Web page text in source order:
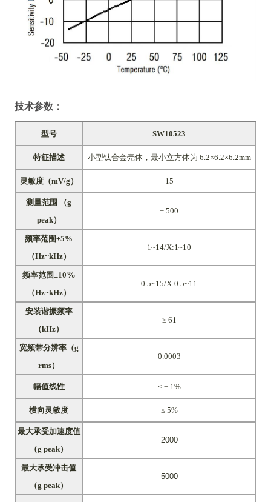
技术参数：
型号 SW10523
特征描述 小型钛合金壳体，最小立方体为 6.2×6.2×6.2mm
灵敏度（mV/g ） 15
测量范围 （g
peak）
± 500
频率范围±5%
（Hz~kHz）
1~14/X:1~10
频率范围±10%
（Hz~kHz）
0.5~15/X:0.5~11
安装谐振频率
（kHz）
≥ 61
宽频带分辨率（g
rms）
0.0003
幅值线性 ≤ ± 1%
横向灵敏度 ≤ 5%
最大承受加速度值
（g peak）
2000
最大承受冲击值
（g peak）
5000